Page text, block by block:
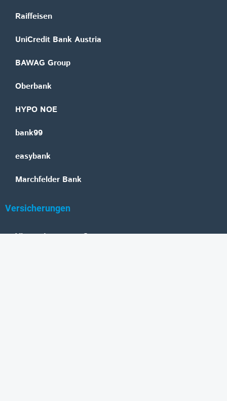
Raiffeisen
UniCredit Bank Austria
BAWAG Group
Oberbank
HYPO NOE
bank99
easybank
Marchfelder Bank
Versicherungen
Vienna Insurance Group